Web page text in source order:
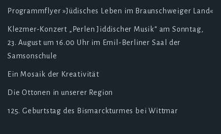
Programmflyer »Jüdisches Leben im Braunschweiger Land«
Klezmer-Konzert „Perlen Jiddischer Musik“ am Sonntag,
23. August um 16.00 Uhr im Emil-Berliner Saal der
Samsonschule
Ein Mosaik der Kreativität
Die Ottonen in unserer Region
125. Geburtstag des Bismarckturmes bei Wittmar